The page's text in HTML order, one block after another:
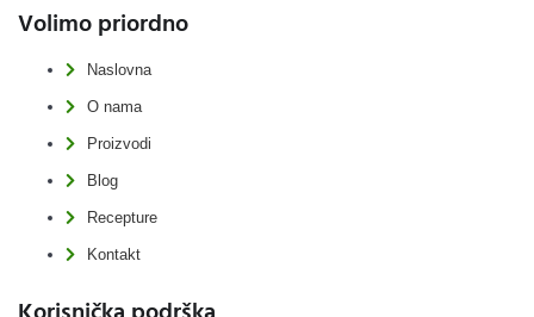
Volimo priordno
Naslovna
O nama
Proizvodi
Blog
Recepture
Kontakt